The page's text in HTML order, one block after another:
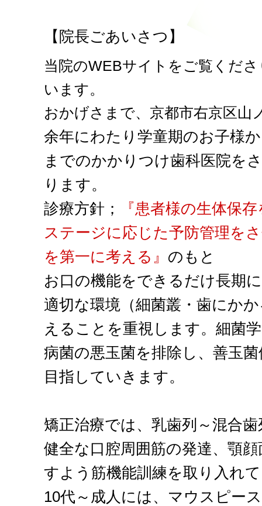
【院長ごあいさつ】
当院のWEBサイトをご覧くだ
います。
おかげさまで、京都市右京区山
余年にわたり学童期のお子様
までのかかりつけ歯科医院を
ります。
診療方針；
『患者様の生体保
ステージに応じた予防管理を
を第一に考える』 のもと
お口の機能をできるだけ長期
適切な環境（細菌叢・歯にか
えることを重視します。細菌
病菌の悪玉菌を排除し、善玉
目指していきます。
矯正治療では、乳歯列～混合
健全な口腔周囲筋の発達、顎
すよう筋機能訓練を取り入れ
10代～成人には、マウスピー